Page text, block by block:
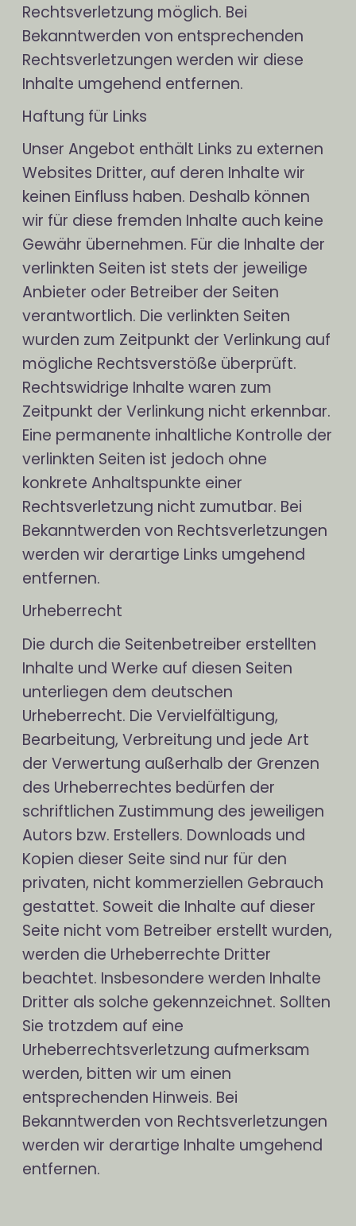
Rechtsverletzung möglich. Bei
Bekanntwerden von entsprechenden
Rechtsverletzungen werden wir diese
Inhalte umgehend entfernen.
Haftung für Links
Unser Angebot enthält Links zu externen
Websites Dritter, auf deren Inhalte wir
keinen Einfluss haben. Deshalb können
wir für diese fremden Inhalte auch keine
Gewähr übernehmen. Für die Inhalte der
verlinkten Seiten ist stets der jeweilige
Anbieter oder Betreiber der Seiten
verantwortlich. Die verlinkten Seiten
wurden zum Zeitpunkt der Verlinkung auf
mögliche Rechtsverstöße überprüft.
Rechtswidrige Inhalte waren zum
Zeitpunkt der Verlinkung nicht erkennbar.
Eine permanente inhaltliche Kontrolle der
verlinkten Seiten ist jedoch ohne
konkrete Anhaltspunkte einer
Rechtsverletzung nicht zumutbar. Bei
Bekanntwerden von Rechtsverletzungen
werden wir derartige Links umgehend
entfernen.
Urheberrecht
Die durch die Seitenbetreiber erstellten
Inhalte und Werke auf diesen Seiten
unterliegen dem deutschen
Urheberrecht. Die Vervielfältigung,
Bearbeitung, Verbreitung und jede Art
der Verwertung außerhalb der Grenzen
des Urheberrechtes bedürfen der
schriftlichen Zustimmung des jeweiligen
Autors bzw. Erstellers. Downloads und
Kopien dieser Seite sind nur für den
privaten, nicht kommerziellen Gebrauch
gestattet. Soweit die Inhalte auf dieser
Seite nicht vom Betreiber erstellt wurden,
werden die Urheberrechte Dritter
beachtet. Insbesondere werden Inhalte
Dritter als solche gekennzeichnet. Sollten
Sie trotzdem auf eine
Urheberrechtsverletzung aufmerksam
werden, bitten wir um einen
entsprechenden Hinweis. Bei
Bekanntwerden von Rechtsverletzungen
werden wir derartige Inhalte umgehend
entfernen.